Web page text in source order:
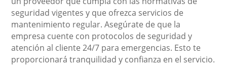
seguridad vigentes y que ofrezca servicios de
mantenimiento regular. Asegúrate de que la
empresa cuente con protocolos de seguridad y
atención al cliente 24/7 para emergencias. Esto te
proporcionará tranquilidad y confianza en el servicio.